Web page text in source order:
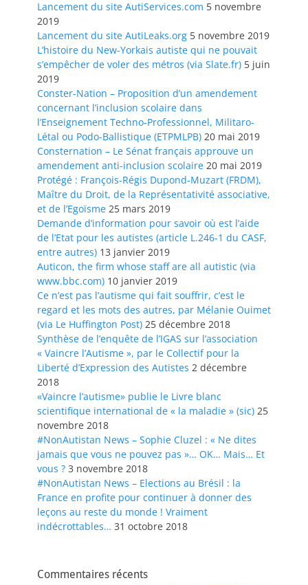
Lancement du site AutiServices.com 5 novembre
2019
Lancement du site AutiLeaks.org 5 novembre 2019
L’histoire du New-Yorkais autiste qui ne pouvait
s’empêcher de voler des métros (via Slate.fr) 5 juin
2019
Conster-Nation – Proposition d’un amendement
concernant l’inclusion scolaire dans
l’Enseignement Techno-Professionnel, Militaro-
Létal ou Podo-Ballistique (ETPMLPB) 20 mai 2019
Consternation – Le Sénat français approuve un
amendement anti-inclusion scolaire 20 mai 2019
Protégé : François-Régis Dupond-Muzart (FRDM),
Maître du Droit, de la Représentativité associative,
et de l’Egoïsme 25 mars 2019
Demande d’information pour savoir où est l’aide
de l’Etat pour les autistes (article L.246-1 du CASF,
entre autres) 13 janvier 2019
Auticon, the firm whose staff are all autistic (via
www.bbc.com) 10 janvier 2019
Ce n’est pas l’autisme qui fait souffrir, c’est le
regard et les mots des autres, par Mélanie Ouimet
(via Le Huffington Post) 25 décembre 2018
Synthèse de l’enquête de l’IGAS sur l’association
« Vaincre l’Autisme », par le Collectif pour la
Liberté d’Expression des Autistes 2 décembre
2018
«Vaincre l’autisme» publie le Livre blanc
scientifique international de « la maladie » (sic) 25
novembre 2018
#NonAutistan News – Sophie Cluzel : « Ne dites
jamais que vous ne pouvez pas »… OK… Mais… Et
vous ? 3 novembre 2018
#NonAutistan News – Elections au Brésil : la
France en profite pour continuer à donner des
leçons au reste du monde ! Vraiment
indécrottables… 31 octobre 2018
Commentaires récents